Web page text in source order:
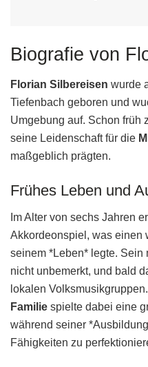
Biografie von
Florian Silbereisen wurde
Tiefenbach geboren und
Umgebung auf. Schon früh
seine Leidenschaft für die
maßgeblich prägten.
Frühes Leben und
Im Alter von sechs Jahren
Akkordeonspiel, was einen
seinem *Leben* legte.
nicht unbemerkt, und bald
lokalen
Familie spielte dabei eine
während seiner
Fähigkeiten zu